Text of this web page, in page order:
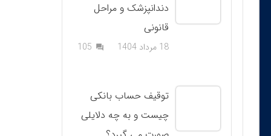
دندانپزشک و مراحل
قانونی
18 مرداد 1404 question_answer
105دیدگاه
توقیف حساب بانکی
چیست و به چه دلایلی